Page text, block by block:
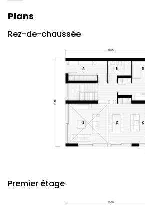
Plans
Rez-de-chaussée
Premier étage